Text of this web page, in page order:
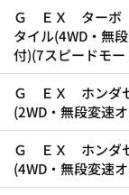
Ｇ ＥＸ ターボ
タイル(4WD・無
付)(7スピードモ
Ｇ ＥＸ ホンダ
(2WD・無段変速
Ｇ ＥＸ ホンダ
(4WD・無段変速